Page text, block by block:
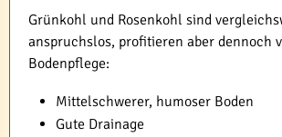
Grünkohl und Rosenkohl sind
anspruchslos, profitieren aber dennoch
Bodenpflege:
Mittelschwerer, humoser Boden
Gute Drainage